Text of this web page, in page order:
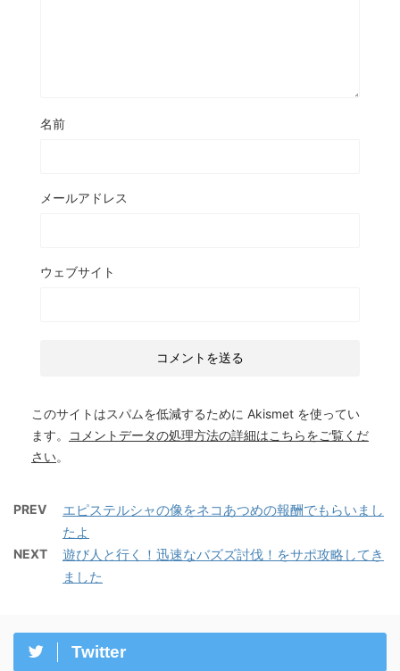
名前
メールアドレス
ウェブサイト
このサイトはスパムを低減するために Akismet を使ってい
ます。
コメントデータの処理方法の詳細はこちらをご覧くだ
さい。
PREV
エピステルシャの像をネコあつめの報酬でもらいまし
たよ
NEXT
遊び人と行く！迅速なバズズ討伐！をサポ攻略してき
ました
Twitter